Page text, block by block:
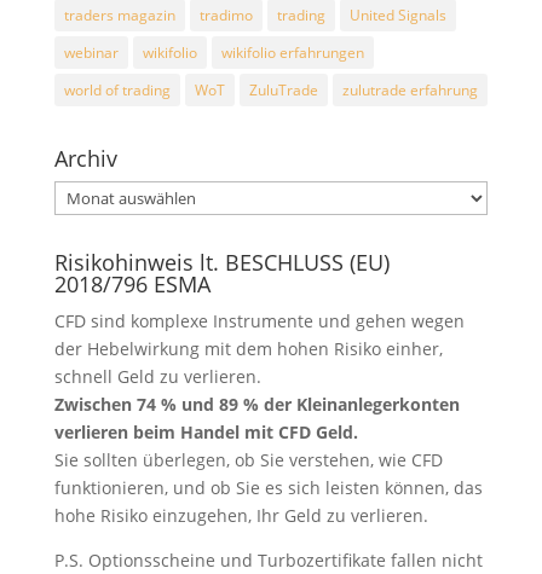
traders magazin
tradimo trading
United Signals
webinar
wikifolio
wikifolio erfahrungen
world of trading
WoT ZuluTrade zulutrade erfahrung
Archiv
Archiv
Risikohinweis lt. BESCHLUSS (EU)
2018/796 ESMA
CFD sind komplexe Instrumente und gehen wegen
der Hebelwirkung mit dem hohen Risiko einher,
schnell Geld zu verlieren.
Zwischen 74 % und 89 % der Kleinanlegerkonten
verlieren beim Handel mit CFD Geld.
Sie sollten überlegen, ob Sie verstehen, wie CFD
funktionieren, und ob Sie es sich leisten können, das
hohe Risiko einzugehen, Ihr Geld zu verlieren.
P.S. Optionsscheine und Turbozertifikate fallen nicht